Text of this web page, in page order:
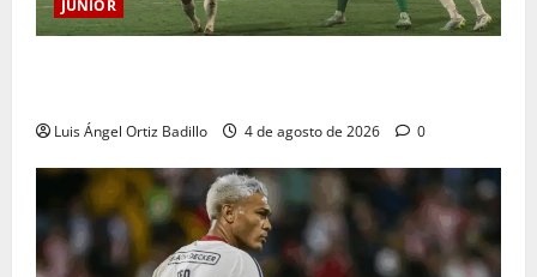
JUNIOR
Luis Ángel Ortiz Badillo 4 de agosto de 2026 0